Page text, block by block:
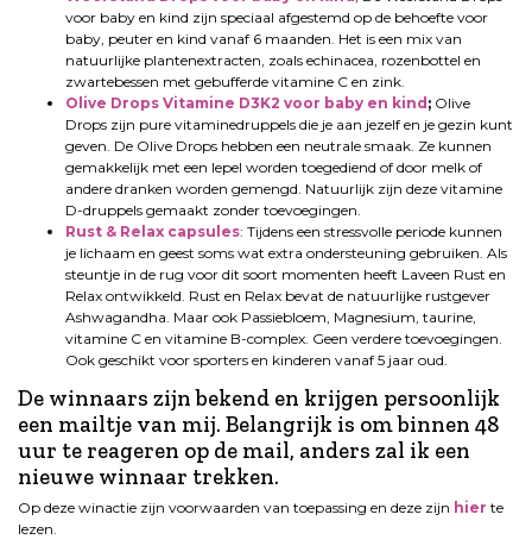
voor baby en kind zijn speciaal afgestemd op de behoefte voor
baby, peuter en kind vanaf 6 maanden. Het is een mix van
natuurlijke plantenextracten, zoals echinacea, rozenbottel en
zwartebessen met gebufferde vitamine C en zink.
Olive Drops Vitamine D3K2 voor baby en kind ; Olive
Drops zijn pure vitaminedruppels die je aan jezelf en je gezin kunt
geven. De Olive Drops hebben een neutrale smaak. Ze kunnen
gemakkelijk met een lepel worden toegediend of door melk of
andere dranken worden gemengd. Natuurlijk zijn deze vitamine
D-druppels gemaakt zonder toevoegingen.
Rust & Relax capsules: Tijdens een stressvolle periode kunnen
je lichaam en geest soms wat extra ondersteuning gebruiken. Als
steuntje in de rug voor dit soort momenten heeft Laveen Rust en
Relax ontwikkeld. Rust en Relax bevat de natuurlijke rustgever
Ashwagandha. Maar ook Passiebloem, Magnesium, taurine,
vitamine C en vitamine B-complex. Geen verdere toevoegingen.
Ook geschikt voor sporters en kinderen vanaf 5 jaar oud.
De winnaars zijn bekend en krijgen persoonlijk
een mailtje van mij. Belangrijk is om binnen 48
uur te reageren op de mail, anders zal ik een
nieuwe winnaar trekken.
Op deze winactie zijn voorwaarden van toepassing en deze zijn hier te
lezen.